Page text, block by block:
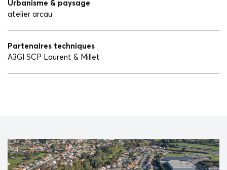
Urbanisme & paysage
atelier arcau
Partenaires techniques
A3GI SCP Laurent & Millet